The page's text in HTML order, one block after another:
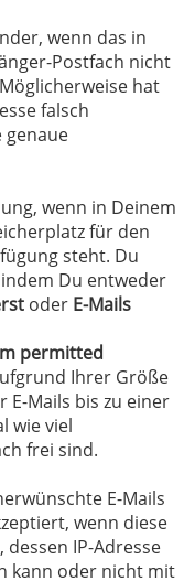
wenn das in
Postfach nicht
hat
falsch
genaue
wenn in Deinem
für den
steht. Du
Du entweder
oder E-Mails
permitted
Ihrer Größe
E-Mails bis zu einer
wie viel
frei sind.
E-Mails
wenn diese
IP-Adresse
kann oder nicht mit